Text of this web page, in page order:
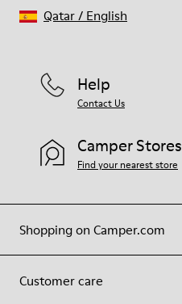
Shopping on Camper.com
Customer care
Help
Contact Us
Camper Stores
Find your nearest store
Qatar/ English